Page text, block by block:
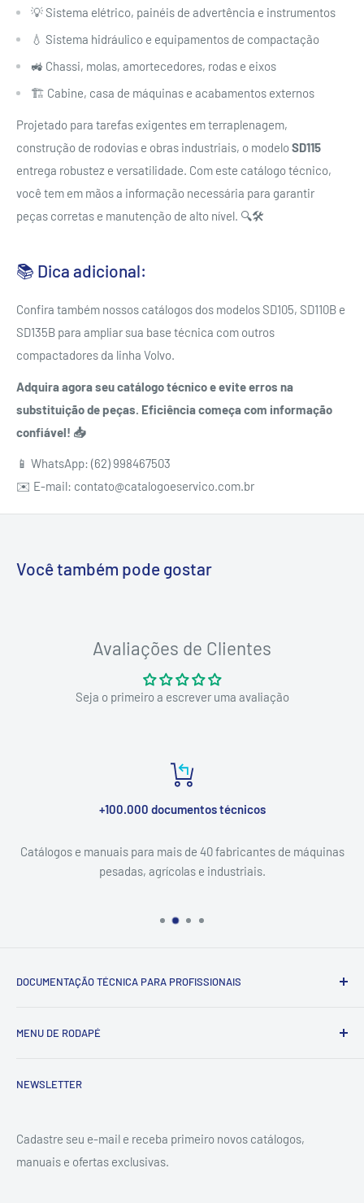
💡 Sistema elétrico, painéis de advertência e instrumentos
💧 Sistema hidráulico e equipamentos de compactação
🚜 Chassi, molas, amortecedores, rodas e eixos
🏗️ Cabine, casa de máquinas e acabamentos externos
Projetado para tarefas exigentes em terraplenagem,
construção de rodovias e obras industriais, o modeloSD115
entrega robustez e versatilidade. Com este catálogo técnico,
você tem em mãos a informação necessária para garantir
peças corretas e manutenção de alto nível. 🔍🛠️
📚 Dica adicional:
Confira também nossos catálogos dos modelos SD105, SD110B e
SD135B para ampliar sua base técnica com outros
compactadores da linha Volvo.
Adquira agora seu catálogo técnico e evite erros na
substituição de peças. Eficiência começa com informação
confiável! 📥
📱 WhatsApp: (62) 998467503
✉️ E-mail: contato@catalogoeservico.com.br
Você também pode gostar
Avaliações de Clientes
Seja o primeiro a escrever uma avaliação
+100.000 documentos técnicos
Catálogos e manuais para mais de 40 fabricantes de máquinas
pesadas, agrícolas e industriais.
DOCUMENTAÇÃO TÉCNICA PARA PROFISSIONAIS
peças, manuais de serviço e esquemas elétricos) para
em PDF via WhatsApp.
MENU DE RODAPÉ
Contato
Política de privacidade
Termos de serviço
NEWSLETTER
Cadastre seu e-mail e receba primeiro novos catálogos,
manuais e ofertas exclusivas.